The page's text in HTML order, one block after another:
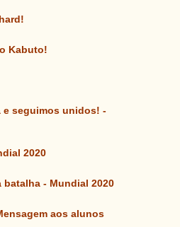
Kabuto!
e seguimos unidos! -
2020
batalha - Mundial 2020
aos alunos